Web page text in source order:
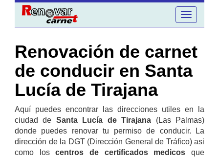
Toggle
navigation
Renovación de carnet
de conducir en Santa
Lucía de Tirajana
Aquí puedes encontrar las direcciones utiles en la
ciudad de Santa Lucía de Tirajana (Las Palmas)
donde puedes renovar tu permiso de conducir. La
dirección de la DGT (Dirección General de Tráfico) asi
como loscentros de certificados medicos que